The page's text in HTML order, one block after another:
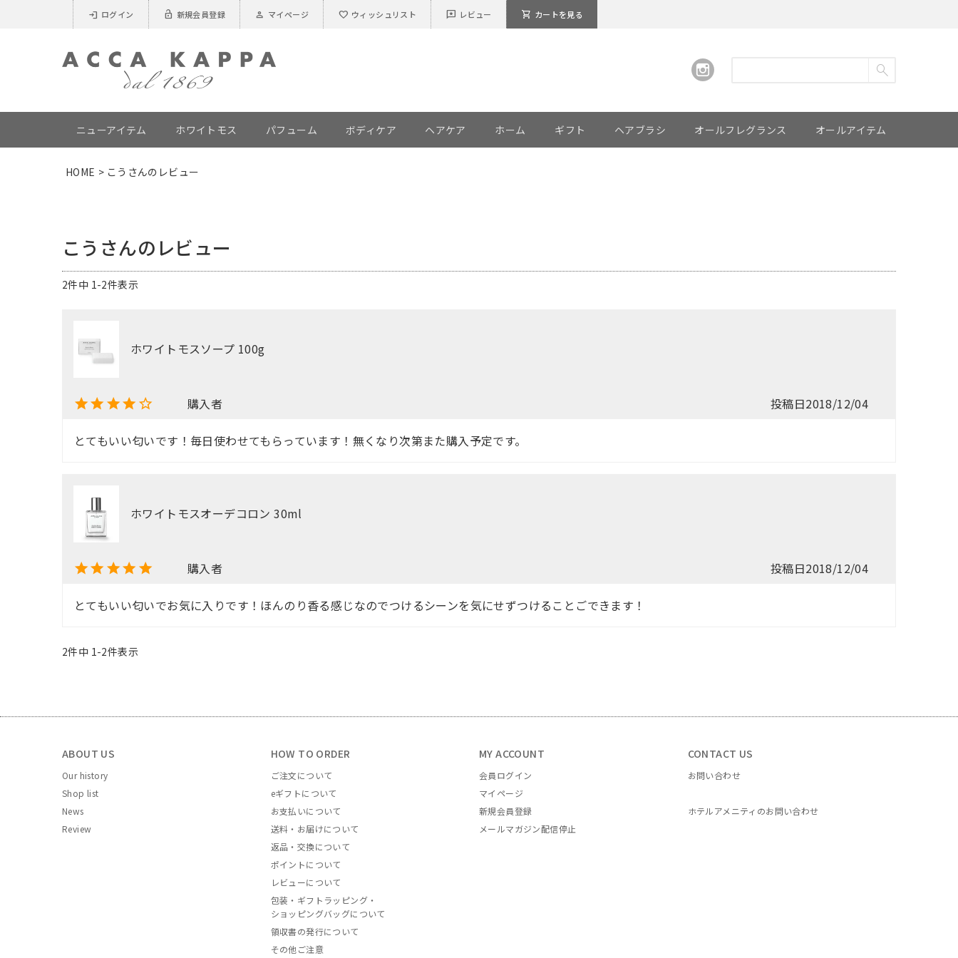
login ログイン lock_open 新規会員登録 person マイページ favorite ウィッシュリスト reviews レビュー shopping_cart カートを見る
ニューアイテム ホワイトモス パフューム ボディケア ヘアケア ホーム ギフト ヘアブラシ オールフレグランス オールアイテム
HOME こうさんのレビュー
こうさんのレビュー
2件中 1-2件表示
ホワイトモスソープ 100g
購入者 投稿日2018/12/04
とてもいい匂いです！毎日使わせてもらっています！無くなり次第また購入予定です。
ホワイトモスオーデコロン 30ml
購入者 投稿日2018/12/04
とてもいい匂いでお気に入りです！ほんのり香る感じなのでつけるシーンを気にせずつけることごできます！
2件中 1-2件表示
ABOUT US
Our history
Shop list
News
Review
HOW TO ORDER
ご注文について
eギフトについて
お支払いについて
送料・お届けについて
返品・交換について
ポイントについて
レビューについて
包装・ギフトラッピング・
ショッピングバッグについて
領収書の発行について
その他ご注意
MY ACCOUNT
会員ログイン
マイページ
新規会員登録
メールマガジン配信停止
CONTACT US
お問い合わせ
ホテルアメニティのお問い合わせ